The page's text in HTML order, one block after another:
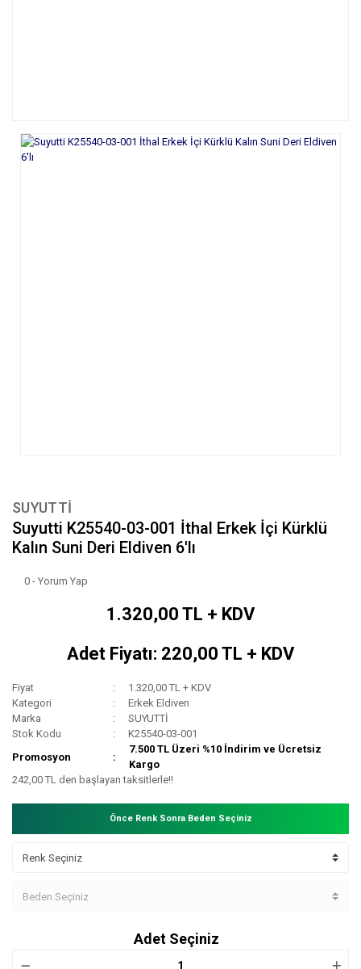
SUYUTTİ
Suyutti K25540-03-001 İthal Erkek İçi Kürklü
Kalın Suni Deri Eldiven 6'lı
0 - Yorum Yap
1.320,00 TL + KDV
Adet Fiyatı: 220,00 TL + KDV
Fiyat
1.320,00 TL + KDV
Kategori
Erkek Eldiven
Marka
SUYUTTİ
Stok Kodu
K25540-03-001
Promosyon
7.500 TL Üzeri %10 İndirim ve Ücretsiz
Kargo
242,00 TL den başlayan taksitlerle!!
Önce Renk Sonra Beden Seçiniz
Adet Seçiniz